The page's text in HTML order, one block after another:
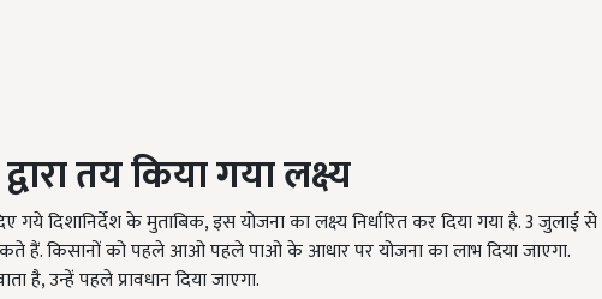
तय किया गया लक्ष्य
दिशानिर्देश के मुताबिक, इस योजना का लक्ष्य निर्धारित कर दिया गया है. 3 जुलाई से
हैं. किसानों को पहले आओ पहले पाओ के आधार पर योजना का लाभ दिया जाएगा.
उन्हें पहले प्रावधान दिया जाएगा.